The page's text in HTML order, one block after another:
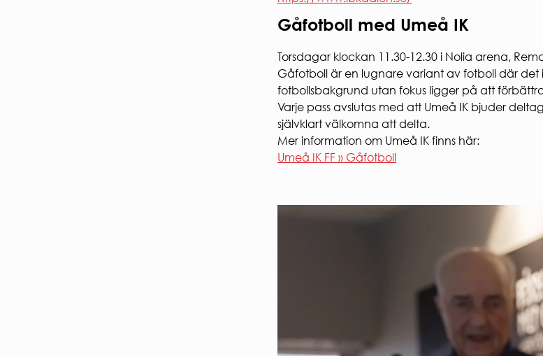
Gåfotboll med Umeå IK
Torsdagar klockan 11.30-12.30 i Nolia arena,
Gåfotboll är en lugnare variant av fotboll där
fotbollsbakgrund utan fokus ligger på att
Varje pass avslutas med att Umeå IK bjuder
självklart välkomna att delta.
Mer information om Umeå IK finns här:
Umeå IK FF » Gåfotboll